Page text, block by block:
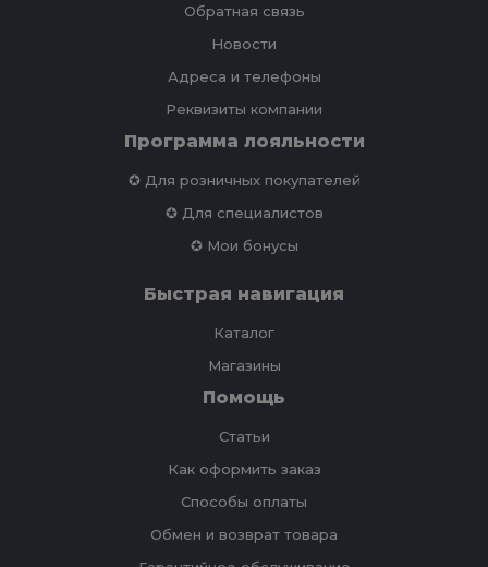
Обратная связь
Новости
Адреса и телефоны
Реквизиты компании
Программа лояльности
✪ Для розничных покупателей
✪ Для специалистов
✪ Мои бонусы
Быстрая навигация
Каталог
Магазины
Помощь
Статьи
Как оформить заказ
Способы оплаты
Обмен и возврат товара